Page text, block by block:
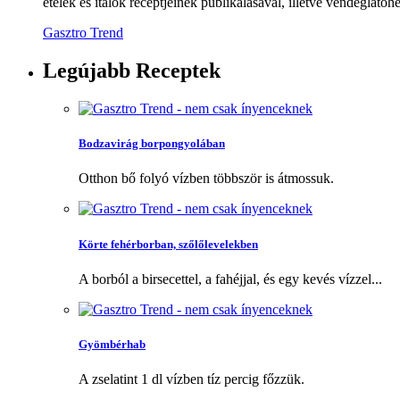
Gasztro Trend
Legújabb Receptek
Bodzavirág borpongyolában
Otthon bő folyó vízben többször is átmossuk.
Körte fehérborban, szőlőlevelekben
A borból a birsecettel, a fahéjjal, és egy kevés vízzel...
Gyömbérhab
A zselatint 1 dl vízben tíz percig főzzük.